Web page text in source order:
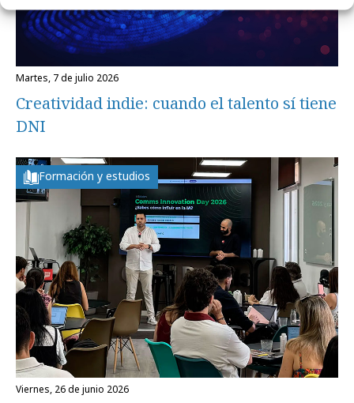
martes, 7 de julio 2026
Creatividad indie: cuando el talento sí tiene
DNI
Formación y estudios
viernes, 26 de junio 2026